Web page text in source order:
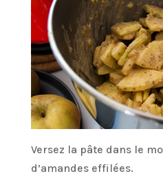
Versez la pâte dans le
d’amandes effilées.